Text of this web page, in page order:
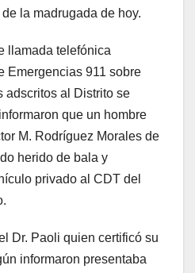
la madrugada de hoy.
llamada telefónica
Emergencias 911 sobre
adscritos al Distrito se
que un hombre
M. Rodríguez Morales de
herido de bala y
privado al CDT del
Dr. Paoli quien certificó su
informaron presentaba